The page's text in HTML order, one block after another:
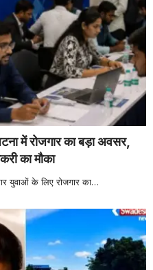
में रोजगार का बड़ा अवसर,
का मौका
युवाओं के लिए रोजगार का…